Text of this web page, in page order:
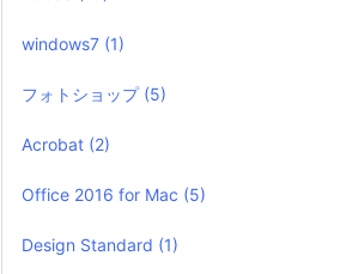
windows7 (1)
フォトショップ (5)
Acrobat (2)
Office 2016 for Mac (5)
Design Standard (1)